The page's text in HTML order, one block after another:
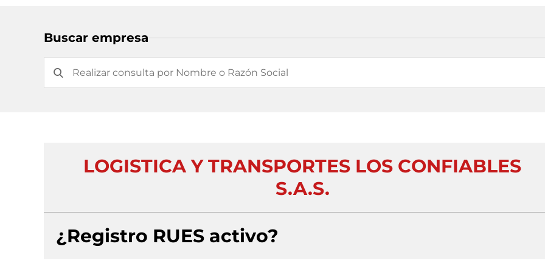
Buscar empresa
LOGISTICA Y TRANSPORTES LOS CONFIABLES
S.A.S.
¿Registro RUES activo?